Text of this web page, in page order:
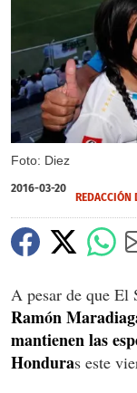
Foto: Diez
2016-03-20
REDACCIÓN
A pesar de que El
Ramón
mantienen las
Honduras este